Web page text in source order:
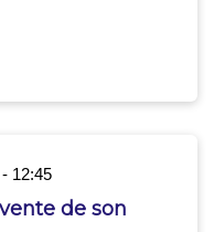
12:45
de son